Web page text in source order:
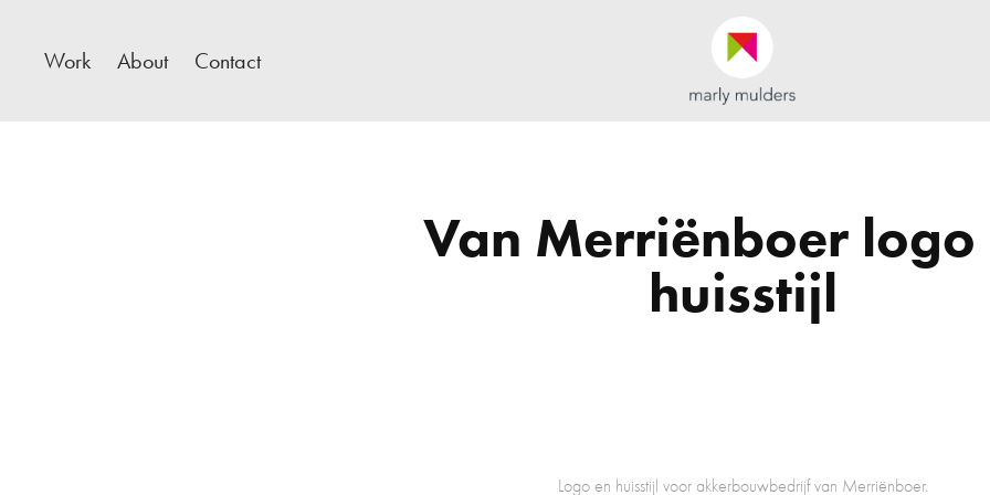
Work About Contact
Van Merriënboer logo
huisstijl
Logo en huisstijl voor akkerbouwbedrijf van Merriënboer.